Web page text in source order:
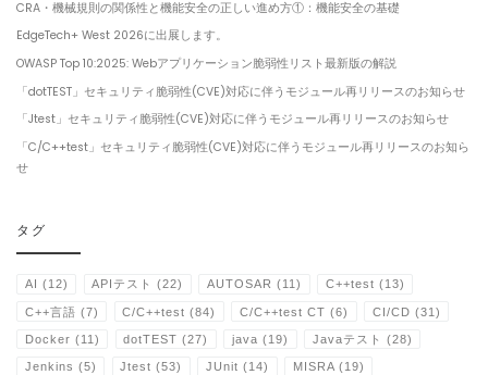
CRA・機械規則の関係性と機能安全の正しい進め方①：機能安全の基礎
EdgeTech+ West 2026に出展します。
OWASP Top 10:2025: Webアプリケーション脆弱性リスト最新版の解説
「dotTEST」セキュリティ脆弱性(CVE)対応に伴うモジュール再リリースのお知らせ
「Jtest」セキュリティ脆弱性(CVE)対応に伴うモジュール再リリースのお知らせ
「C/C++test」セキュリティ脆弱性(CVE)対応に伴うモジュール再リリースのお知ら
せ
タグ
AI (12) APIテスト (22) AUTOSAR (11) C++test (13)
C++言語 (7) C/C++test (84) C/C++test CT (6) CI/CD (31)
Docker (11) dotTEST (27) java (19) Javaテスト (28)
Jenkins (5) Jtest (53) JUnit (14) MISRA(19)